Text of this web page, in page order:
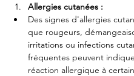
Allergies cutanées :
Des signes d'allergies
que rougeurs,
irritations ou infections
fréquentes peuvent
réaction allergique à